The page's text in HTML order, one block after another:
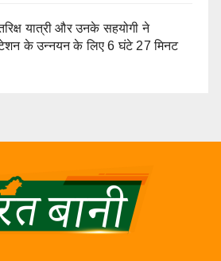
यात्री और उनके सहयोगी ने
के उन्नयन के लिए 6 घंटे 27 मिनट